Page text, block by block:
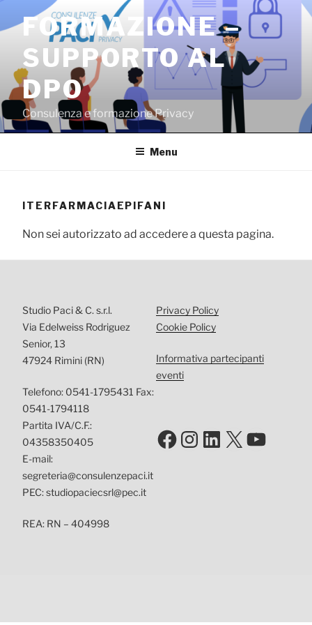
contenuto
FORMAZIONE –
SUPPORTO AL
DPO
Consulenza e formazione Privacy
Menu
ITERFARMACIAEPIFANI
Non sei autorizzato ad accedere a questa pagina.
Studio Paci & C. s.r.l.
Via Edelweiss Rodriguez
Senior, 13
47924 Rimini (RN)
Telefono: 0541-1795431 Fax:
0541-1794118
Partita IVA/C.F.:
04358350405
E-mail:
segreteria@consulenzepaci.it
PEC: studiopaciecsrl@pec.it
REA: RN – 404998
Privacy Policy
Cookie Policy
Informativa partecipanti
eventi
Facebook
Instagram
LinkedIn
X